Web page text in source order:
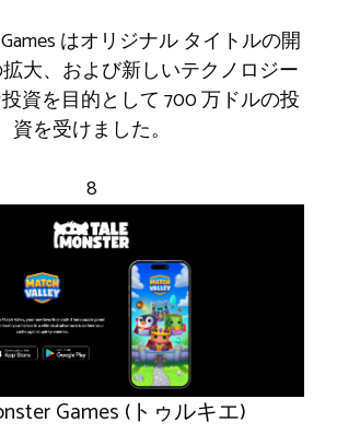
はオリジナル タイトルの開
大、および新しいテクノロジー
資を目的として 700 万ドルの投
資を受けました。
8
Games (トゥルキエ)